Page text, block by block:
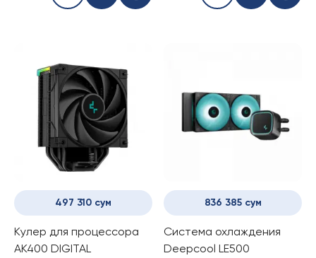
497 310 сум
Kулер для процессора
AK400 DIGITAL
836 385 сум
Система охлаждения
Deepcool LE500